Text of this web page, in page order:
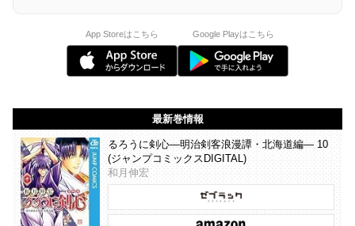
App Storeはこちら Google Playはこちら
最新巻情報
るろうに剣心―明治剣客浪漫譚・北海道編― 10
(ジャンプコミックスDIGITAL)
和月伸宏